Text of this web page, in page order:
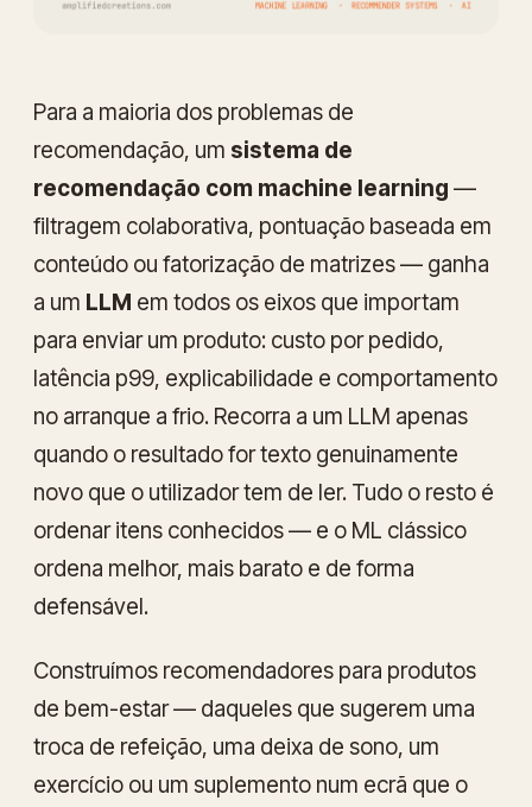
Para a maioria dos problemas de
recomendação, um sistema de
recomendação com machine learning —
filtragem colaborativa, pontuação baseada em
conteúdo ou fatorização de matrizes — ganha
a um LLM em todos os eixos que importam
para enviar um produto: custo por pedido,
latência p99, explicabilidade e comportamento
no arranque a frio. Recorra a um LLM apenas
quando o resultado for texto genuinamente
novo que o utilizador tem de ler. Tudo o resto é
ordenar itens conhecidos — e o ML clássico
ordena melhor, mais barato e de forma
defensável.
Construímos recomendadores para produtos
de bem-estar — daqueles que sugerem uma
troca de refeição, uma deixa de sono, um
exercício ou um suplemento num ecrã que o